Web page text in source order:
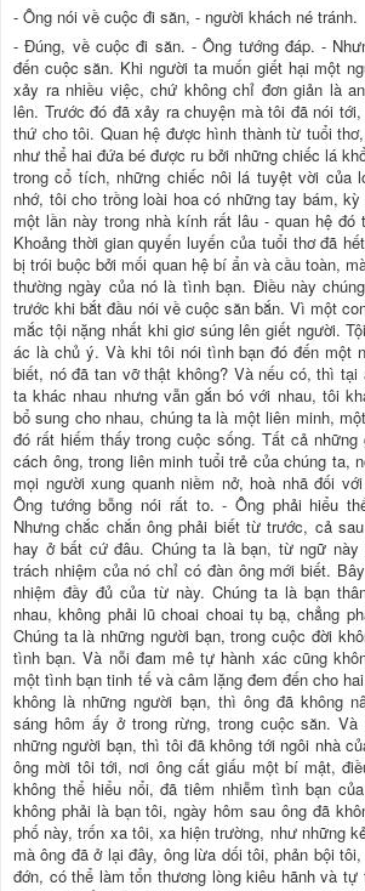
- Ông nói về cuộc đi săn, - người khách né tránh.
- Đúng, về cuộc đi săn. - Ông tướng đáp. -
đến cuộc săn. Khi người ta muốn giết hại một
xảy ra nhiều việc, chứ không chỉ đơn giản là
lên. Trước đó đã xảy ra chuyện mà tôi đã nói
thứ cho tôi. Quan hệ được hình thành từ tuổi
như thể hai đứa bé được ru bởi những chiếc lá
trong cổ tích, những chiếc nôi lá tuyệt vời của
nhớ, tôi cho trồng loài hoa có những tay bám,
một lần này trong nhà kính rất lâu - quan hệ đó
Khoảng thời gian quyến luyến của tuổi thơ đã
bị trói buộc bởi mối quan hệ bí ẩn và cầu toàn,
thường ngày của nó là tình bạn. Điều này
trước khi bắt đầu nói về cuộc săn bắn. Vì một
mắc tội nặng nhất khi giơ súng lên giết người.
ác là chủ ý. Và khi tôi nói tình bạn đó đến một
biết, nó đã tan vỡ thật không? Và nếu có, thì
ta khác nhau nhưng vẫn gắn bó với nhau, tôi
bổ sung cho nhau, chúng ta là một liên minh,
đó rất hiếm thấy trong cuộc sống. Tất cả
cách ông, trong liên minh tuổi trẻ của chúng ta,
mọi người xung quanh niềm nở, hoà nhã đối
Ông tướng bỗng nói rất to. - Ông phải hiểu
Nhưng chắc chắn ông phải biết từ trước, cả
hay ở bất cứ đâu. Chúng ta là bạn, từ ngữ
trách nhiệm của nó chỉ có đàn ông mới biết.
nhiệm đầy đủ của từ này. Chúng ta là bạn
nhau, không phải lũ choai choai tụ bạ, chẳng
Chúng ta là những người bạn, trong cuộc đời
tình bạn. Và nỗi đam mê tự hành xác cũng
một tình bạn tinh tế và câm lặng đem đến cho
không là những người bạn, thì ông đã không
sáng hôm ấy ở trong rừng, trong cuộc săn.
những người bạn, thì tôi đã không tới ngôi nhà
ông mời tôi tới, nơi ông cất giấu một bí mật,
không thể hiểu nổi, đã tiêm nhiễm tình bạn
không phải là bạn tôi, ngày hôm sau ông đã
phố này, trốn xa tôi, xa hiện trường, như những
mà ông đã ở lại đây, ông lừa dối tôi, phản bội
đớn, có thể làm tổn thương lòng kiêu hãnh và